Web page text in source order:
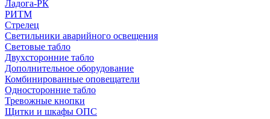
Ладога-РК
РИТМ
Стрелец
Светильники аварийного освещения
Световые табло
Двухсторонние табло
Дополнительное оборудование
Комбинированные оповещатели
Односторонние табло
Тревожные кнопки
Щитки и шкафы ОПС